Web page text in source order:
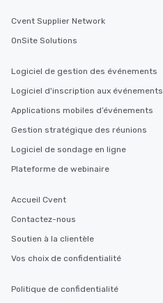
Cvent Supplier Network
OnSite Solutions
Logiciel de gestion des événements
Logiciel d'inscription aux événements
Applications mobiles d’événements
Gestion stratégique des réunions
Logiciel de sondage en ligne
Plateforme de webinaire
Accueil Cvent
Contactez-nous
Soutien à la clientèle
Vos choix de confidentialité
Politique de confidentialité